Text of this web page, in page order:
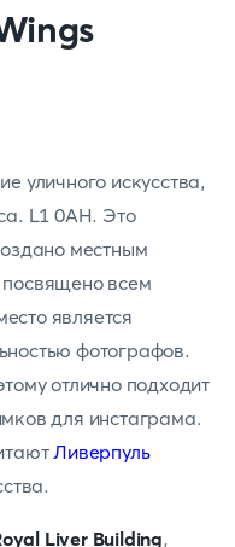
уличного искусства,
L1 0AH. Это
местным
посвящено всем
является
фотографов.
отлично подходит
для инстаграма.
Ливерпуль
Liver Building,